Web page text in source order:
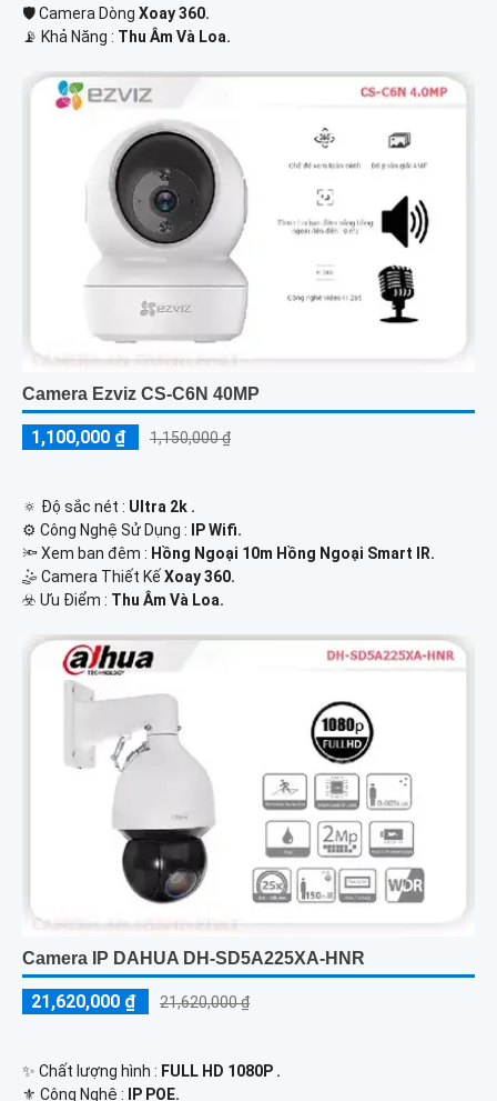
🛡 Camera Dòng Xoay 360.
️📡 Khả Năng : Thu Âm Và Loa.
Camera Ezviz CS-C6N 40MP
1,100,000 ₫ 1,150,000 ₫
🔅 Độ sắc nét : Ultra 2k .
⚙ Công Nghệ Sử Dụng :
IP Wifi.
🔦 Xem ban đêm : Hồng Ngoại 10m Hồng Ngoại Smart IR.
🤹 Camera Thiết Kế Xoay 360.
️☣️ Ưu Điểm : Thu Âm Và Loa.
Camera IP DAHUA DH-SD5A225XA-HNR
21,620,000 ₫ 21,620,000 ₫
✨ Chất lượng hình : FULL HD 1080P .
⚜️ Công Nghệ : IP POE.